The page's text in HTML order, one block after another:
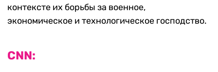
контексте их борьбы за военное,
экономическое и технологическое господство.
CNN: